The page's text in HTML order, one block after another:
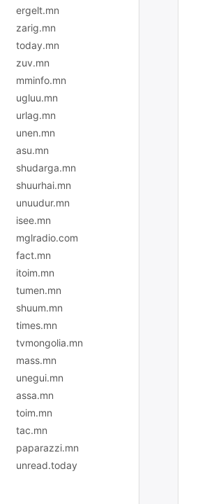
ergelt.mn
zarig.mn
today.mn
zuv.mn
mminfo.mn
ugluu.mn
urlag.mn
unen.mn
asu.mn
shudarga.mn
shuurhai.mn
unuudur.mn
isee.mn
mglradio.com
fact.mn
itoim.mn
tumen.mn
shuum.mn
times.mn
tvmongolia.mn
mass.mn
unegui.mn
assa.mn
toim.mn
tac.mn
paparazzi.mn
unread.today